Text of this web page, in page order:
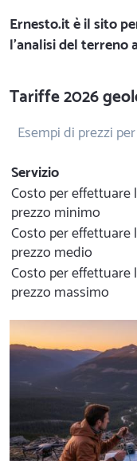
Ernesto.itè il sito
l'analisi del terreno
Tariffe 2026
Esempi di prezzi
Servizio
Costo per
prezzo minimo
Costo per
prezzo medio
Costo per
prezzo massimo